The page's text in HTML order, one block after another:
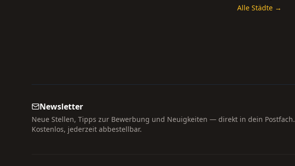
Alle Städte →
Newsletter
Neue Stellen, Tipps zur Bewerbung und Neuigkeiten — direkt in dein Postfach.
Kostenlos, jederzeit abbestellbar.